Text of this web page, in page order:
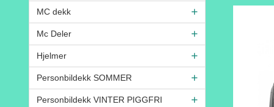
MC dekk
Mc Deler
Hjelmer
Personbildekk SOMMER
Personbildekk VINTER PIGGFRI